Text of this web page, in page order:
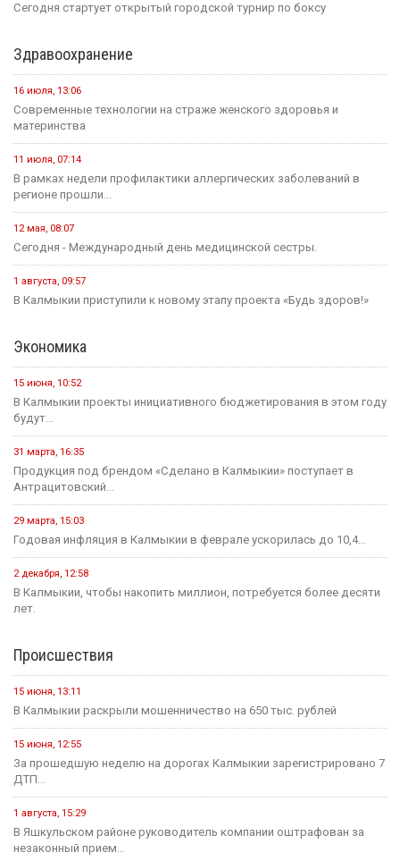
Сегодня стартует открытый городской турнир по боксу
Здравоохранение
16 июля, 13:06
Современные технологии на страже женского здоровья и
материнства
11 июля, 07:14
В рамках недели профилактики аллергических заболеваний в
регионе прошли...
12 мая, 08:07
Сегодня - Международный день медицинской сестры.
1 августа, 09:57
В Калмыкии приступили к новому этапу проекта «Будь здоров!»
Экономика
15 июня, 10:52
В Калмыкии проекты инициативного бюджетирования в этом году
будут...
31 марта, 16:35
Продукция под брендом «Сделано в Калмыкии» поступает в
Антрацитовский...
29 марта, 15:03
Годовая инфляция в Калмыкии в феврале ускорилась до 10,4...
2 декабря, 12:58
В Калмыкии, чтобы накопить миллион, потребуется более десяти
лет.
Происшествия
15 июня, 13:11
В Калмыкии раскрыли мошенничество на 650 тыс. рублей
15 июня, 12:55
За прошедшую неделю на дорогах Калмыкии зарегистрировано 7
ДТП...
1 августа, 15:29
В Яшкульском районе руководитель компании оштрафован за
незаконный прием...